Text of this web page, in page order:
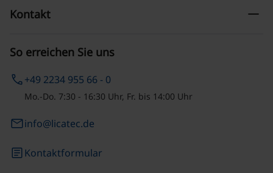
So erreichen Sie uns
phone+49 2234 955 66 - 0
Mo.-Do. 7:30 - 16:30 Uhr, Fr. bis 14:00 Uhr
emailinfo@licatec.de
articleKontaktformular
Kontakt remove